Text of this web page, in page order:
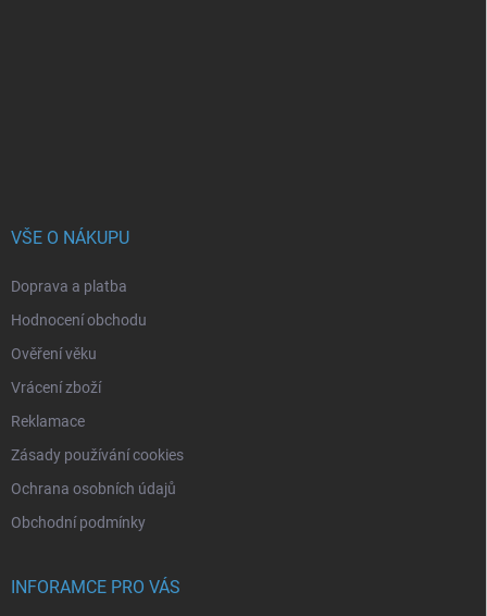
VŠE O NÁKUPU
Doprava a platba
Hodnocení obchodu
Ověření věku
Vrácení zboží
Reklamace
Zásady používání cookies
Ochrana osobních údajů
Obchodní podmínky
INFORAMCE PRO VÁS